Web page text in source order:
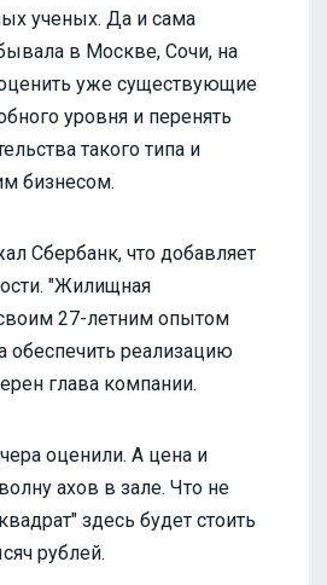
ученых. Да и сама
в Москве, Сочи, на
уже существующие
уровня и перенять
такого типа и
бизнесом.
Сбербанк, что добавляет
"Жилищная
27-летним опытом
обеспечить реализацию
глава компании.
оценили. А цена и
ахов в зале. Что не
здесь будет стоить
рублей.